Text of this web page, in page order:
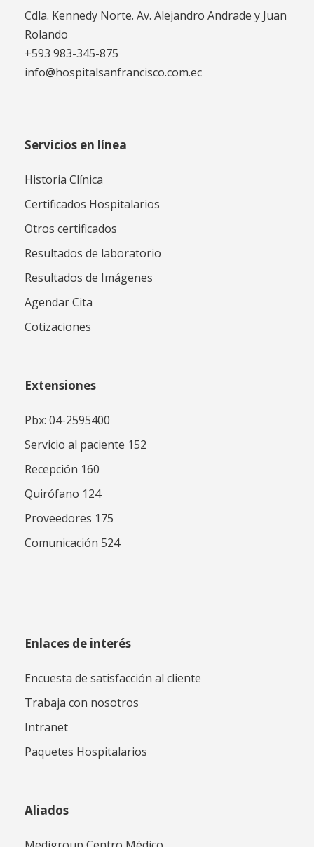
Cdla. Kennedy Norte. Av. Alejandro Andrade y Juan
Rolando
+593 983-345-875
info@hospitalsanfrancisco.com.ec
Servicios en línea
Historia Clínica
Certificados Hospitalarios
Otros certificados
Resultados de laboratorio
Resultados de Imágenes
Agendar Cita
Cotizaciones
Extensiones
Pbx: 04-2595400
Servicio al paciente 152
Recepción 160
Quirófano 124
Proveedores 175
Comunicación 524
Enlaces de interés
Encuesta de satisfacción al cliente
Trabaja con nosotros
Intranet
Paquetes Hospitalarios
Aliados